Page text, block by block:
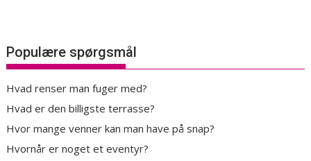
Populære spørgsmål
Hvad renser man fuger med?
Hvad er den billigste terrasse?
Hvor mange venner kan man have på snap?
Hvornår er noget et eventyr?